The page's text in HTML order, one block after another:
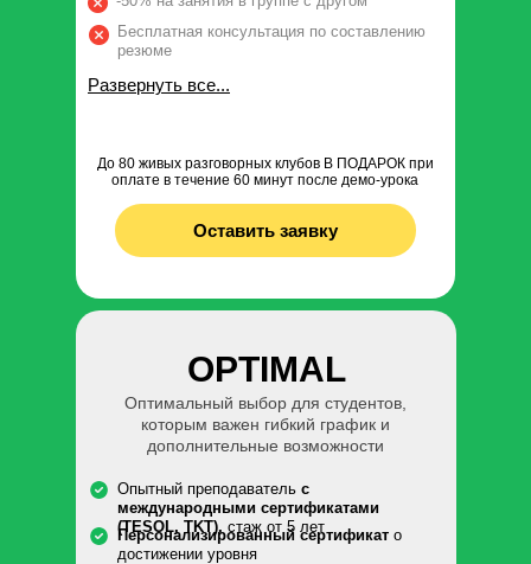
Оптимальный выбор для студентов,
которым важен гибкий график и
дополнительные возможности
Персонализированный сертификат о
достижении уровня
Опытный преподаватель с
международными сертификатами
(TESOL, TKT), стаж от 5 лет
OPTIMAL
Развернуть все...
Оставить заявку
До 80 живых разговорных клубов В ПОДАРОК при
оплате в течение 60 минут после демо-урока
Бесплатная консультация по составлению
резюме